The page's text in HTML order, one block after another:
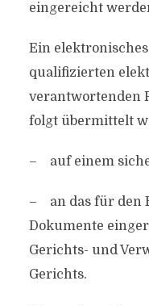
eingereicht
Ein
qualifizierten
verantwortenden
folgt übermittelt
– auf einem
– an das für den
Dokumente
Gerichts- und
Gerichts.